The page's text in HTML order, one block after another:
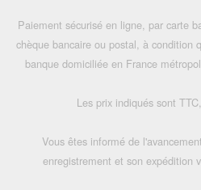
Paiement sécurisé en ligne, par carte
chèque bancaire ou postal, à condition
banque domiciliée en France
Les prix indiqués sont
Vous êtes informé de
enregistrement et son expédition